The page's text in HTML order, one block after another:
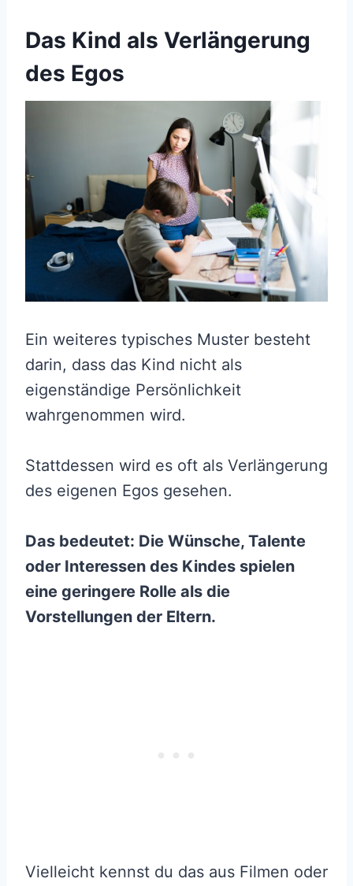
Das Kind als Verlängerung
des Egos
Ein weiteres typisches Muster besteht
darin, dass das Kind nicht als
eigenständige Persönlichkeit
wahrgenommen wird.
Stattdessen wird es oft als Verlängerung
des eigenen Egos gesehen.
Das bedeutet: Die Wünsche, Talente
oder Interessen des Kindes spielen
eine geringere Rolle als die
Vorstellungen der Eltern.
Vielleicht kennst du das aus Filmen oder